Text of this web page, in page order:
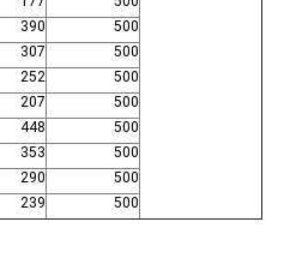
390
500
307
500
252
500
207
500
448
500
353
500
290
500
239 500